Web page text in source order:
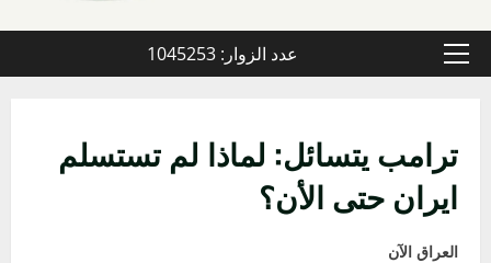
القائمة
عدد الزوار: 1045253
ترامب يتسائل: لماذا لم تستسلم
ايران حتى الأن؟
العراق الآن